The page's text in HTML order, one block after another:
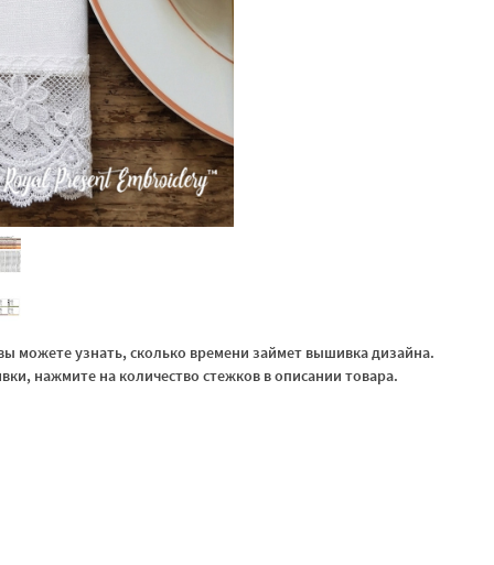
можете узнать, сколько времени займет вышивка дизайна.
нажмите на количество стежков в описании товара.